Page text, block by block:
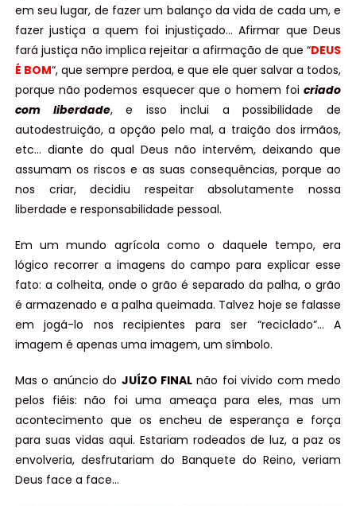
em seu lugar, de fazer um balanço da vida de cada um, e
fazer justiça a quem foi injustiçado… Afirmar que Deus
fará justiça não implica rejeitar a afirmação de que “DEUS
É BOM“, que sempre perdoa, e que ele quer salvar a todos,
porque não podemos esquecer que o homem foicriado
com liberdade, e isso inclui a possibilidade de
autodestruição, a opção pelo mal, a traição dos irmãos,
etc… diante do qual Deus não intervém, deixando que
assumam os riscos e as suas consequências, porque ao
nos criar, decidiu respeitar absolutamente nossa
liberdade e responsabilidade pessoal.
Em um mundo agrícola como o daquele tempo, era
lógico recorrer a imagens do campo para explicar esse
fato: a colheita, onde o grão é separado da palha, o grão
é armazenado e a palha queimada. Talvez hoje se falasse
em jogá-lo nos recipientes para ser “reciclado”… A
imagem é apenas uma imagem, um símbolo.
Mas o anúncio do JUÍZO FINAL não foi vivido com medo
pelos fiéis: não foi uma ameaça para eles, mas um
acontecimento que os encheu de esperança e força
para suas vidas aqui. Estariam rodeados de luz, a paz os
envolveria, desfrutariam do Banquete do Reino, veriam
Deus face a face…